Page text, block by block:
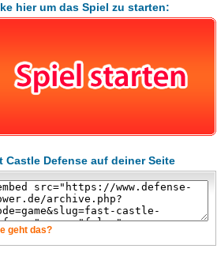
hier um das Spiel zu starten:
Castle Defense auf deiner Seite
geht das?